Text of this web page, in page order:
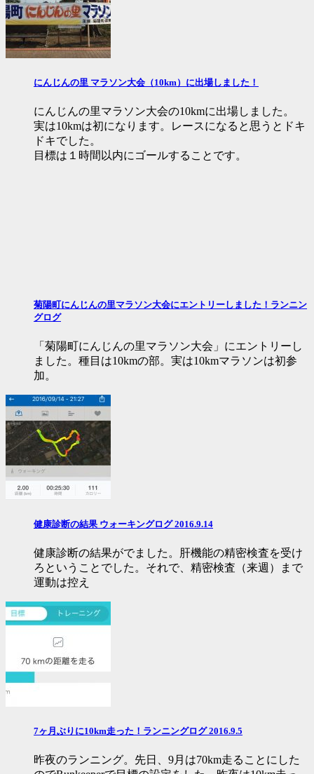
にんじんの里 マラソン大会（10km）に出場しました！
にんじんの里マラソン大会の10kmに出場しました。
実は10kmは初になります。レースになると思うとドキ
ドキでした。
目標は１時間以内にゴールすることです。
菊陽町にんじんの里マラソン大会にエントリーしました！ランニン
グログ
「菊陽町にんじんの里マラソン大会」にエントリーし
ました。種目は10kmの部。実は10kmマラソンは初参
加。
健康診断の結果 ウォーキングログ 2016.9.14
健康診断の結果がでました。肝機能の精密検査を受け
ろということでした。それで、精密検査（来週）まで
運動は控え
7ヶ月ぶりに10km走った！ランニングログ 2016.9.5
昨夜のランニング。先日、9月は70km走ることにした